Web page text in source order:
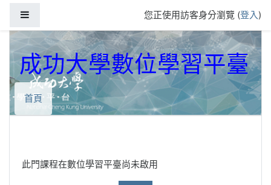
您正使用訪客身分瀏覽 (登入)
成功大學數位學習平臺
首頁
此門課程在數位學習平臺尚未啟用